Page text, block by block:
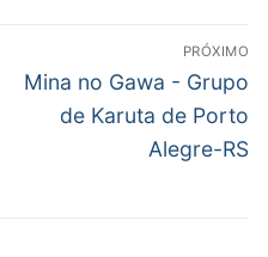
PRÓXIMO
Próximo
post:
Mina no Gawa - Grupo
de Karuta de Porto
Alegre-RS